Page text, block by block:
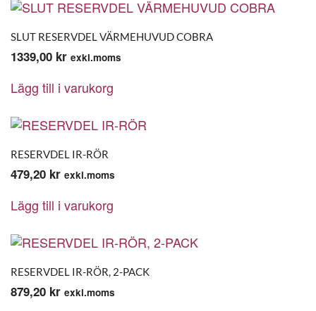
SLUT RESERVDEL VÄRMEHUVUD COBRA
1339,00 kr exkl.moms
Lägg till i varukorg
RESERVDEL IR-RÖR
479,20 kr exkl.moms
Lägg till i varukorg
RESERVDEL IR-RÖR, 2-PACK
879,20 kr exkl.moms